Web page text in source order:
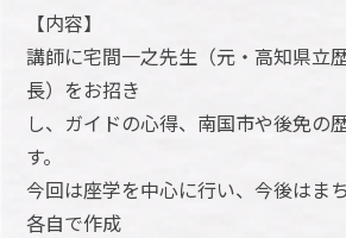
【内容】
講師に宅間一之先生（元・高知県立
長）をお招き
し、ガイドの心得、南国市や後免の
す。
今回は座学を中心に行い、今後はま
各自で作成